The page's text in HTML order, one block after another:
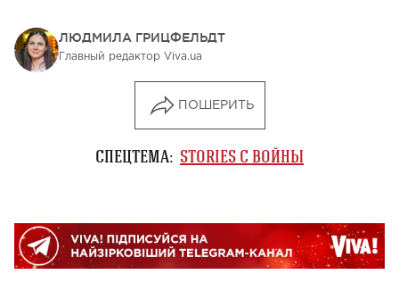
ЛЮДМИЛА ГРИЦФЕЛЬДТ
Главный редактор Viva.ua
ПОШЕРИТЬ
СПЕЦТЕМА: STORIES С ВОЙНЫ